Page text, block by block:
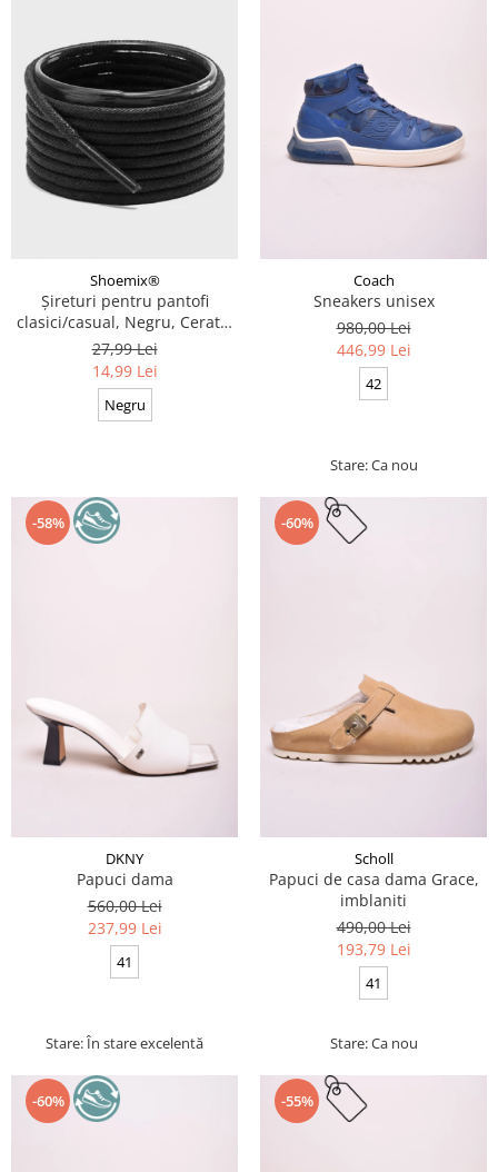
Shoemix®
Șireturi pentru pantofi
clasici/casual, Negru, Cerate,
Calitate premium, 110 cm x
0.3 cm
27,99 Lei
14,99 Lei
Negru
Coach
Sneakers unisex
980,00 Lei
446,99 Lei
42
Stare: Ca nou
-58%
DKNY
Papuci dama
560,00 Lei
237,99 Lei
41
Stare: În stare excelentă
-60%
Scholl
Papuci de casa dama Grace,
imblaniti
490,00 Lei
193,79 Lei
41
Stare: Ca nou
-60% -55%